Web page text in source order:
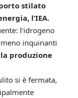
stilato
l’IEA.
l’idrogeno
inquinanti
produzione
si è fermata,